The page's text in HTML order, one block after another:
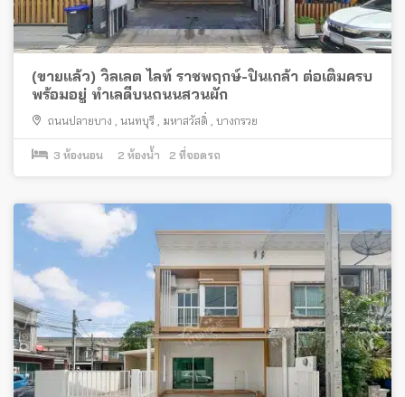
(ขายแล้ว) วิลเลต ไลท์ ราชพฤกษ์-ปิ่นเกล้า ต่อเติมครบ
พร้อมอยู่ ทำเลดีบนถนนสวนผัก
ถนนปลายบาง นนทบุรี มหาสวัสดิ์ บางกรวย
3 ห้องนอน 2 ห้องน้ำ 2 ที่จอดรถ